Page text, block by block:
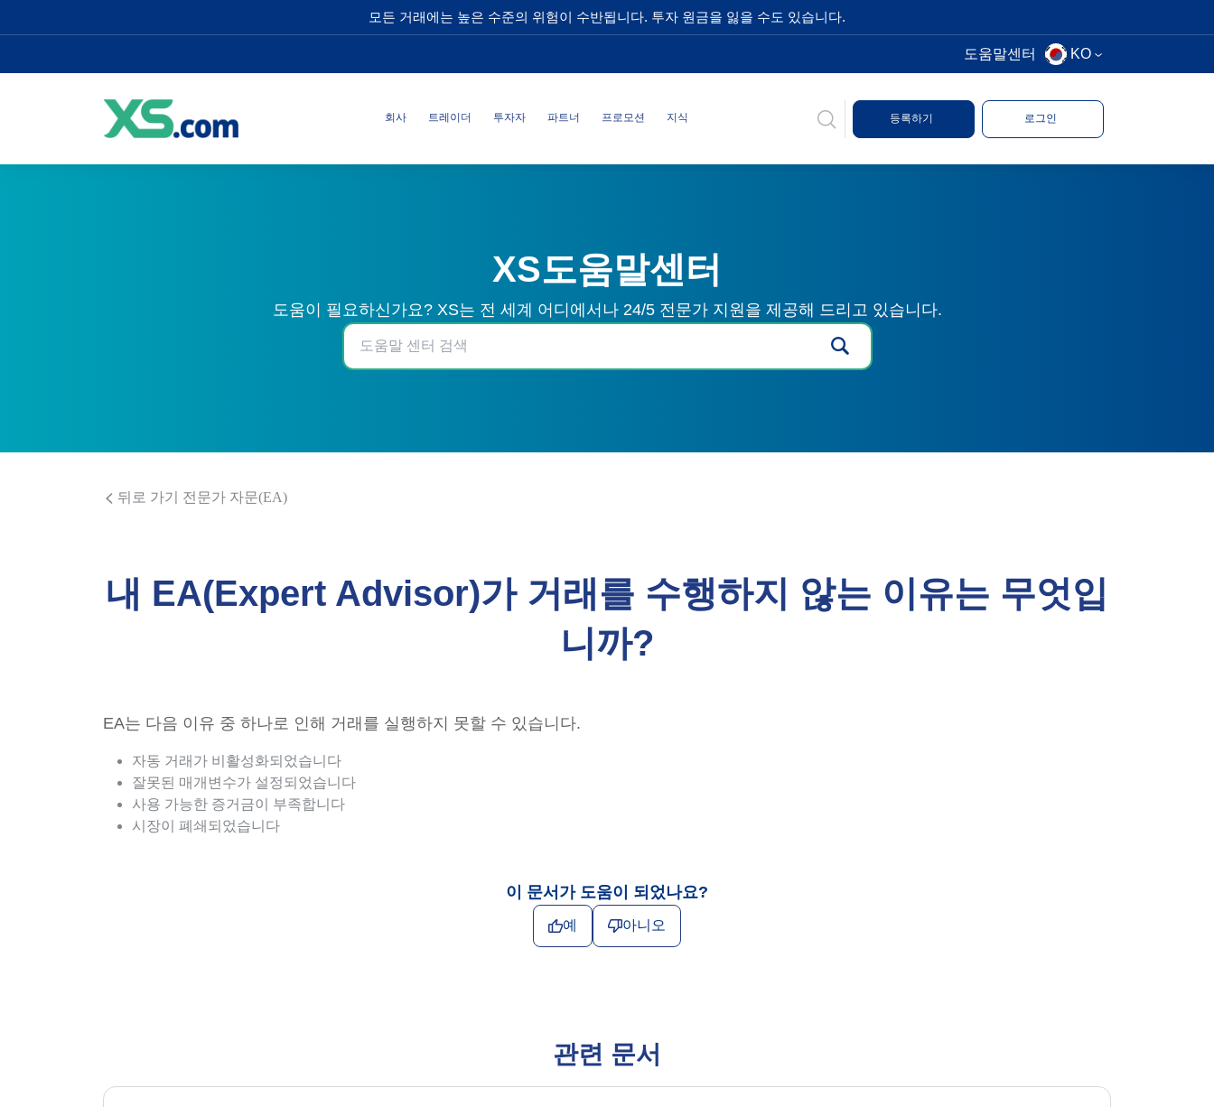
모든 거래에는 높은 수준의 위험이 수반됩니다. 투자 원금을 잃을 수도 있습니다.
도움말센터 KO
회사 트레이더 투자자 파트너 프로모션 지식 등록하기 로그인
XS도움말센터
도움이 필요하신가요? XS는 전 세계 어디에서나 24/5 전문가 지원을 제공해 드리고 있습니다.
뒤로 가기 전문가 자문(EA)
내 EA(Expert Advisor)가 거래를 수행하지 않는 이유는 무엇입
니까?
EA는 다음 이유 중 하나로 인해 거래를 실행하지 못할 수 있습니다.
자동 거래가 비활성화되었습니다
잘못된 매개변수가 설정되었습니다
사용 가능한 증거금이 부족합니다
시장이 폐쇄되었습니다
이 문서가 도움이 되었나요?
예 아니오
관련 문서